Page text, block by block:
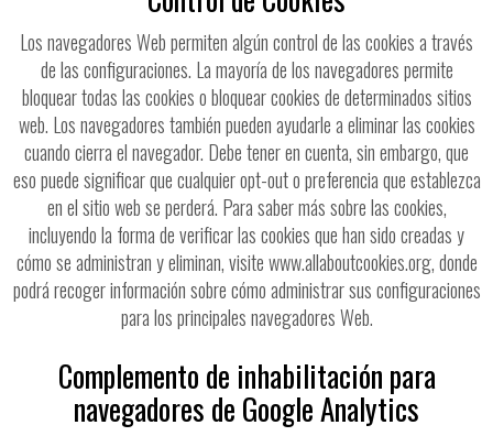
Los navegadores Web permiten algún control de las cookies a través
de las configuraciones. La mayoría de los navegadores permite
bloquear todas las cookies o bloquear cookies de determinados sitios
web. Los navegadores también pueden ayudarle a eliminar las cookies
cuando cierra el navegador. Debe tener en cuenta, sin embargo, que
eso puede significar que cualquier opt-out o preferencia que establezca
en el sitio web se perderá. Para saber más sobre las cookies,
incluyendo la forma de verificar las cookies que han sido creadas y
cómo se administran y eliminan, visite www.allaboutcookies.org, donde
podrá recoger información sobre cómo administrar sus configuraciones
para los principales navegadores Web.
Complemento de inhabilitación para
navegadores de Google Analytics